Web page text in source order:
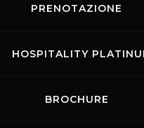
PRENOTAZIONE
HOSPITALITY
BROCHURE
ricordare che le api
essenziale
Le api sono infatti
dell’impollinazione
viventi e
globale di cibo.